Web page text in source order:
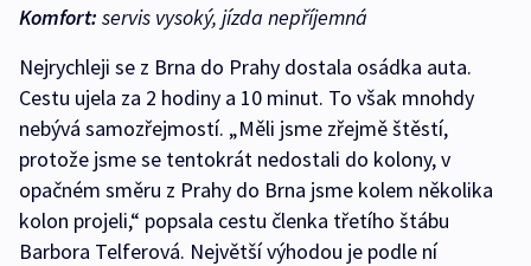
Komfort: servis vysoký, jízda nepříjemná
Nejrychleji se z Brna do Prahy dostala osádka auta.
Cestu ujela za 2 hodiny a 10 minut. To však mnohdy
nebývá samozřejmostí. „Měli jsme zřejmě štěstí,
protože jsme se tentokrát nedostali do kolony, v
opačném směru z Prahy do Brna jsme kolem několika
kolon projeli,“ popsala cestu členka třetího štábu
Barbora Telferová. Největší výhodou je podle ní